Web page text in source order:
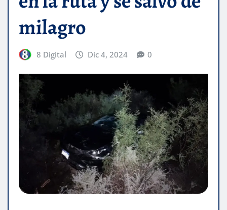
milagro
8 Digital Dic 4, 2024 0